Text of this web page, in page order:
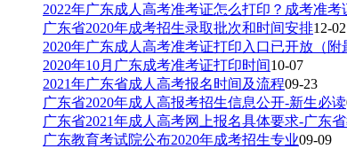
2022年广东成人高考准考证怎么打印？成考准考
广东省2020年成考招生录取批次和时间安排12-02
2020年广东成人高考准考证打印入口已开放（附
2020年10月广东成考准考证打印时间10-07
2021年广东省成人高考报名时间及流程09-23
广东省2020年成人高报考招生信息公开-新生必读
广东省2021年成人高考网上报名具体要求-广东
广东教育考试院公布2020年成考招生专业09-09